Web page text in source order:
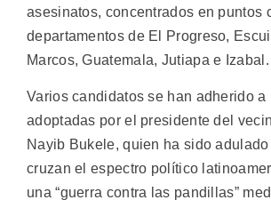
asesinatos, concentrados en puntos
departamentos de El Progreso,
Marcos, Guatemala, Jutiapa e Izabal.
Varios candidatos se han adherido a
adoptadas por el presidente del
Nayib Bukele, quien ha sido
cruzan el espectro político
una “guerra contra las pandillas”